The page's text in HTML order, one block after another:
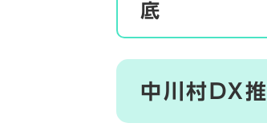
底
中川村DX